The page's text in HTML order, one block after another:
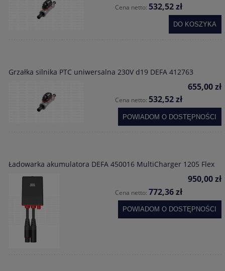
Cena netto: 532,52 zł
DO KOSZYKA
Grzałka silnika PTC uniwersalna 230V d19 DEFA 412763
655,00 zł
Cena netto: 532,52 zł
POWIADOM O DOSTĘPNOŚCI
Ładowarka akumulatora DEFA 450016 MultiCharger 1205 Flex
950,00 zł
Cena netto: 772,36 zł
POWIADOM O DOSTĘPNOŚCI